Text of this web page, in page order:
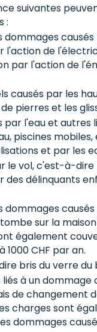
suivantes
:
dommages
l'action de
par l'action de
causés par les
pierres et les
par l'eau et autres
piscines
et par les
le vol, c'est-à-
des délinquants
sur la
également
CHF par an.
bris du verre
à un
de changement
charges sont
dommages